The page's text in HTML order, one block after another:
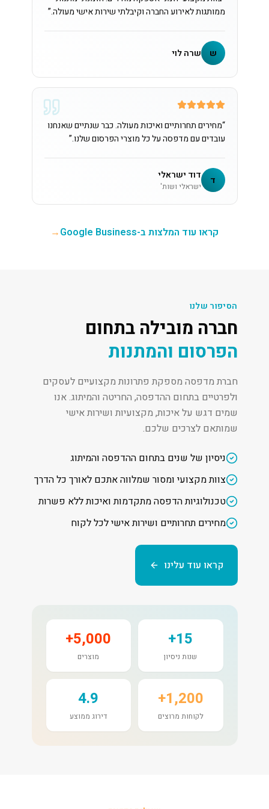
ממותגות לאירוע החברה וקיבלתי שירות אישי מעולה.”
ש שרה לוי
“מחירים תחרותיים ואיכות מעולה. כבר שנתיים שאנחנו
עובדים עם מדפסה על כל מוצרי הפרסום שלנו.”
ד דוד ישראלי
ישראלי ושות'
קראו עוד המלצות ב-Google Business →
הסיפור שלנו
חברה מובילה בתחום
הפרסום והמתנות
חברת מדפסה מספקת פתרונות מקצועיים לעסקים
ולפרטיים בתחום ההדפסה, החריטה והמיתוג. אנו
שמים דגש על איכות, מקצועיות ושירות אישי
שמותאם לצרכים שלכם.
ניסיון של שנים בתחום ההדפסה והמיתוג
צוות מקצועי ומסור שמלווה אתכם לאורך כל הדרך
טכנולוגיות הדפסה מתקדמות ואיכות ללא פשרות
מחירים תחרותיים ושירות אישי לכל לקוח
קראו עוד עלינו
15+
שנות ניסיון
5,000+
מוצרים
1,200+
לקוחות מרוצים
4.9
דירוג ממוצע